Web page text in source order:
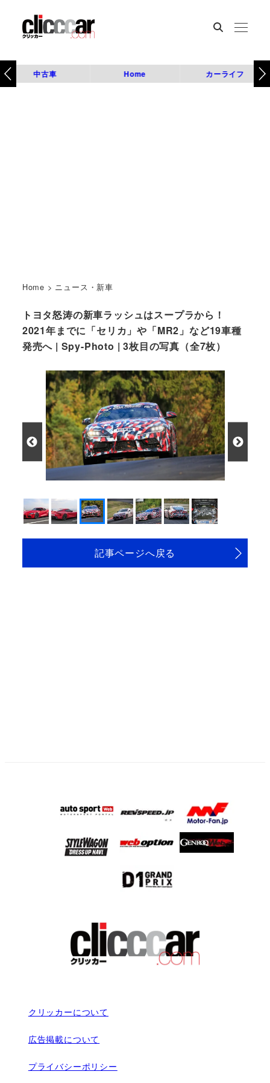
中古車 Home カーライフ
Home > ニュース・新車
トヨタ怒涛の新車ラッシュはスープラから！
2021年までに「セリカ」や「MR2」など19車種
発売へ | Spy-Photo | 3枚目の写真（全7枚）
記事ページへ戻る
クリッカーについて
広告掲載について
プライバシーポリシー